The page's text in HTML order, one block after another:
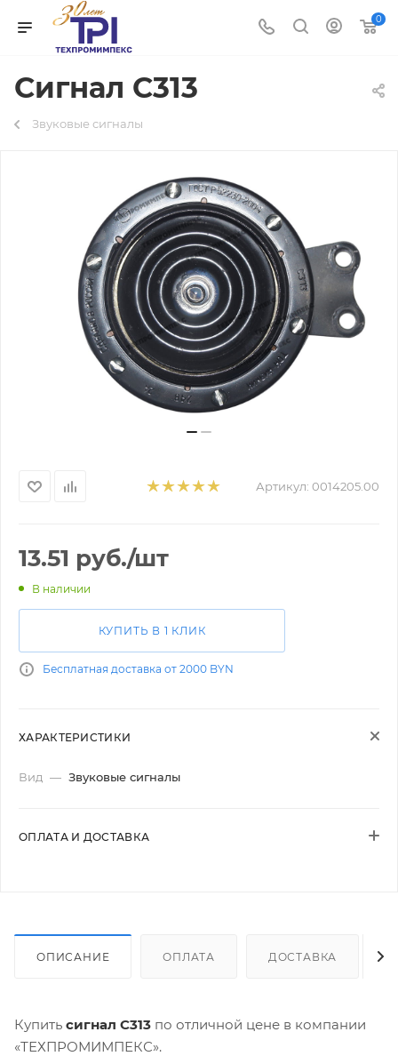
0
Сигнал С313
Звуковые сигналы
Артикул: 0014205.00
13.51 руб./шт
В наличии
КУПИТЬ В 1 КЛИК
Бесплатная доставка от 2000 BYN
ХАРАКТЕРИСТИКИ
Вид — Звуковые сигналы
ОПЛАТА И ДОСТАВКА
ОПИСАНИЕ ОПЛАТА ДОСТАВКА
Купить сигнал С313 по отличной цене в компании
«ТЕХПРОМИМПЕКС».